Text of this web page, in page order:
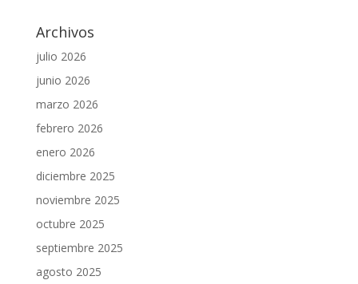
Archivos
julio 2026
junio 2026
marzo 2026
febrero 2026
enero 2026
diciembre 2025
noviembre 2025
octubre 2025
septiembre 2025
agosto 2025